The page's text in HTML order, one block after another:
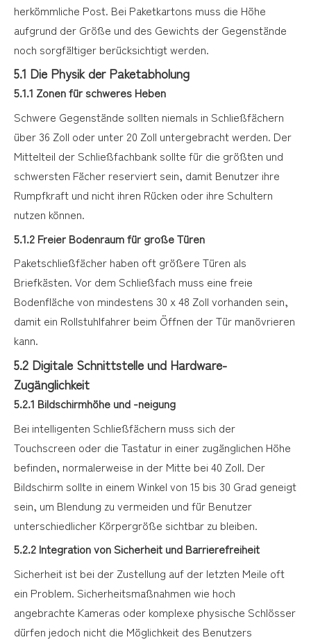
herkömmliche Post. Bei Paketkartons muss die Höhe
aufgrund der Größe und des Gewichts der Gegenstände
noch sorgfältiger berücksichtigt werden.
5.1 Die Physik der Paketabholung
5.1.1 Zonen für schweres Heben
Schwere Gegenstände sollten niemals in Schließfächern
über 36 Zoll oder unter 20 Zoll untergebracht werden. Der
Mittelteil der Schließfachbank sollte für die größten und
schwersten Fächer reserviert sein, damit Benutzer ihre
Rumpfkraft und nicht ihren Rücken oder ihre Schultern
nutzen können.
5.1.2 Freier Bodenraum für große Türen
Paketschließfächer haben oft größere Türen als
Briefkästen. Vor dem Schließfach muss eine freie
Bodenfläche von mindestens 30 x 48 Zoll vorhanden sein,
damit ein Rollstuhlfahrer beim Öffnen der Tür manövrieren
kann.
5.2 Digitale Schnittstelle und Hardware-
Zugänglichkeit
5.2.1 Bildschirmhöhe und -neigung
Bei intelligenten Schließfächern muss sich der
Touchscreen oder die Tastatur in einer zugänglichen Höhe
befinden, normalerweise in der Mitte bei 40 Zoll. Der
Bildschirm sollte in einem Winkel von 15 bis 30 Grad geneigt
sein, um Blendung zu vermeiden und für Benutzer
unterschiedlicher Körpergröße sichtbar zu bleiben.
5.2.2 Integration von Sicherheit und Barrierefreiheit
Sicherheit ist bei der Zustellung auf der letzten Meile oft
ein Problem. Sicherheitsmaßnahmen wie hoch
angebrachte Kameras oder komplexe physische Schlösser
dürfen jedoch nicht die Möglichkeit des Benutzers